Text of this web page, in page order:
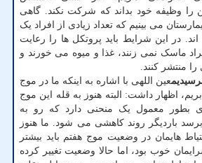
را وظیفه خود بداند که شرکت نکند. گاهی
می بینیم که تعداد زیادی از افراد یک
اند. در این شرایط باید پروتکل ها را رعایت
ماسک نمی زنند، غذا و میوه می خورند و
منتشر کنند.
عین اللهی با اشاره به اینکه ما در موج
اظهار داشت: البته هنوز به قله این موج
بطور معمول یک منحنی دارد که رو به
باردیگر روند کاهشی می شود. ما هنوز
هایمان در وضعیت موج هفتم باید بیشتر
خوب بود، اما حالا وضعیت تغییر کرده